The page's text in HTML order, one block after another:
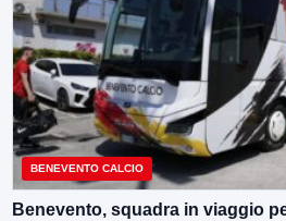
BENEVENTO CALCIO
Benevento, squadra in viaggio